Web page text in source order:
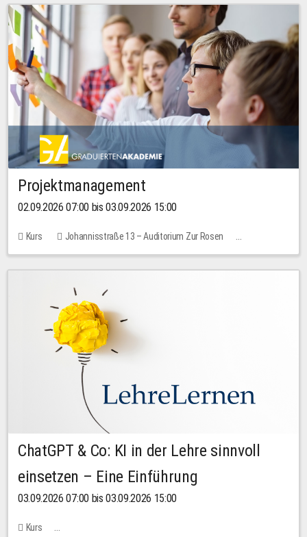
Projektmanagement
02.09.2026 07:00 bis 03.09.2026 15:00
Kurs
Johannisstraße 13 – Auditorium Zur Rosen
Keine freien Plätze
30,00 EUR
ChatGPT & Co: KI in der Lehre sinnvoll
einsetzen – Eine Einführung
03.09.2026 07:00 bis 03.09.2026 15:00
Kurs